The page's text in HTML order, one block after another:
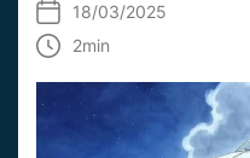
18/03/2025
2min